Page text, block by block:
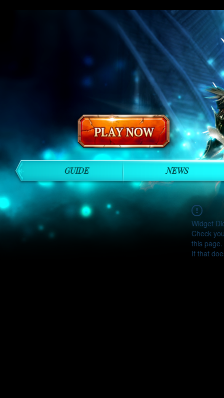
Widget
Check
this page.
If that
GUIDE NEWS